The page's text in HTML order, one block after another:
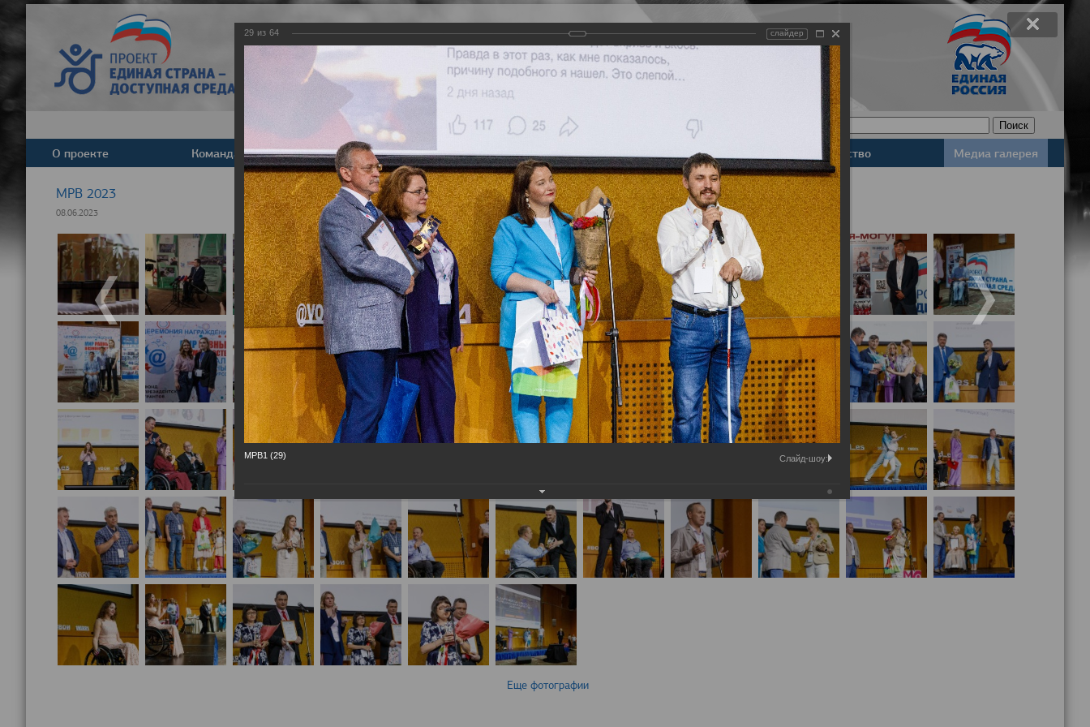
Версия для слабовидящих
О проекте Команда Новости Деятельность Базы данных Законодательство Медиа галерея
МРВ 2023
08.06.2023
Еще фотографии
29 из 64 слайдер
МРВ1 (29) Слайд-шоу: